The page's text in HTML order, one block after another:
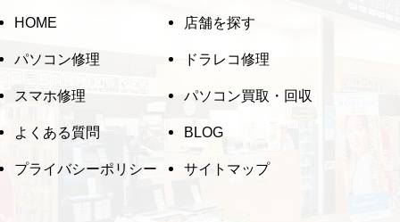
HOME 店舗を探す
パソコン修理 ドラレコ修理
スマホ修理 パソコン買取・回収
よくある質問 BLOG
プライバシーポリシー サイトマップ